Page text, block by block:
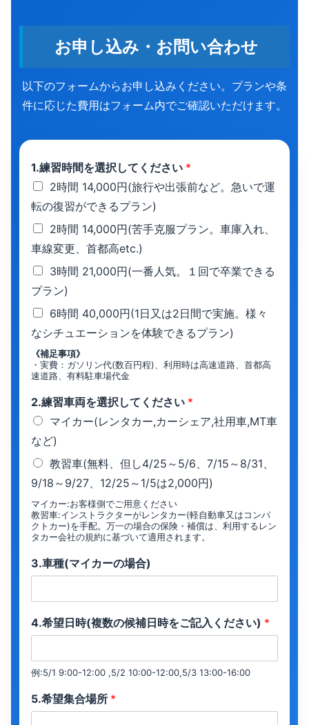
お申し込み・お問い合わせ
以下のフォームからお申し込みください。プランや条
件に応じた費用はフォーム内でご確認いただけます。
1.練習時間を選択してください *
2時間 14,000円(旅行や出張前など。急いで運
転の復習ができるプラン)
2時間 14,000円(苦手克服プラン。車庫入れ、
車線変更、首都高etc.)
3時間 21,000円(一番人気。１回で卒業できる
プラン)
6時間 40,000円(1日又は2日間で実施。様々
なシチュエーションを体験できるプラン)
《補足事項》
・実費：ガソリン代(数百円程)、利用時は高速道路、首都高
速道路、有料駐車場代金
2.練習車両を選択してください *
マイカー(レンタカー,カーシェア,社用車,MT車
など)
教習車(無料、但し4/25～5/6、7/15～8/31、
9/18～9/27、12/25～1/5は2,000円)
マイカー:お客様側でご用意ください
教習車:インストラクターがレンタカー(軽自動車又はコンパ
クトカー)を手配。万一の場合の保険・補償は、利用するレン
タカー会社の規約に基づいて適用されます。
3.車種(マイカーの場合)
4.希望日時(複数の候補日時をご記入ください) *
例:5/1 9:00-12:00 ,5/2 10:00-12:00,5/3 13:00-16:00
5.希望集合場所 *